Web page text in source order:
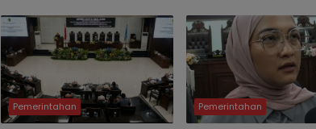
Baru Manajemen Talenta
Pemerintahan Pemerintahan